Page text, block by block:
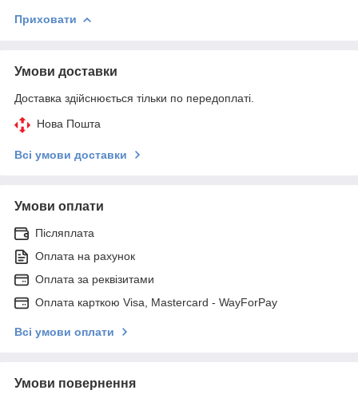
Приховати
Умови доставки
Доставка здійснюється тільки по передоплаті.
Нова Пошта
Всі умови доставки
Умови оплати
Післяплата
Оплата на рахунок
Оплата за реквізитами
Оплата карткою Visa, Mastercard - WayForPay
Всі умови оплати
Умови повернення